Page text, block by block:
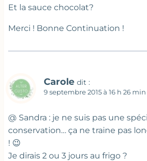
Et la sauce chocolat?
Merci ! Bonne Continuation !
Carole dit :
9 septembre 2015 à 16 h 26 min
@ Sandra : je ne suis pas une
conservation… ça ne traine pas
! 😉
Je dirais 2 ou 3 jours au frigo ?